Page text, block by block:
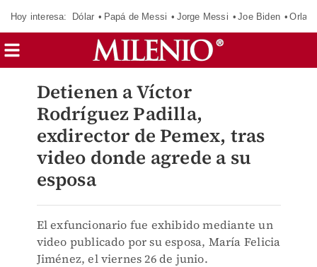
Hoy interesa: Dólar Papá de Messi Jorge Messi Joe Biden
Detienen a Víctor
Rodríguez Padilla,
exdirector de Pemex, tras
video donde agrede a su
esposa
El exfuncionario fue exhibido mediante un
video publicado por su esposa, María Felicia
Jiménez, el viernes 26 de junio.